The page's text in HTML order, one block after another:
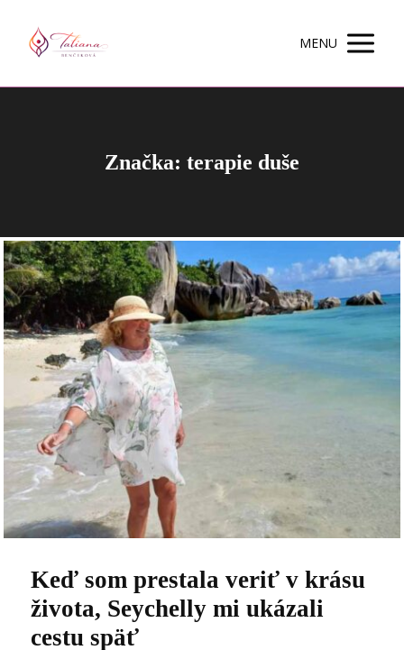
MENU
Značka: terapie duše
Keď som prestala veriť v krásu
života, Seychelly mi ukázali
cestu späť